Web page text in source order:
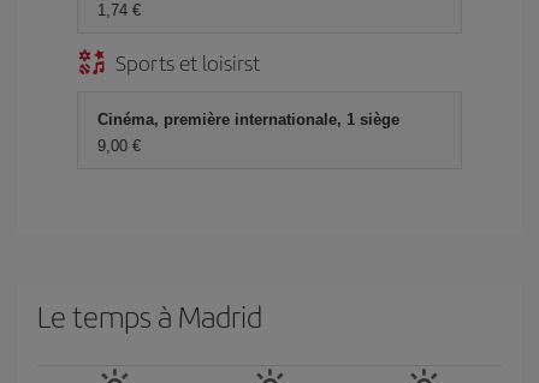
1,74 €
Sports et loisirst
Cinéma, première internationale, 1 siège
9,00 €
Le temps à Madrid